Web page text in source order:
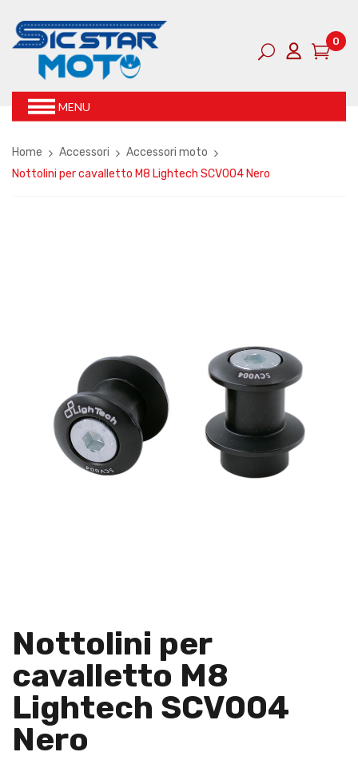
0
MENU
Home Accessori
Accessori moto
Nottolini per cavalletto M8 Lightech SCV004 Nero
Nottolini per
cavalletto M8
Lightech SCV004
Nero